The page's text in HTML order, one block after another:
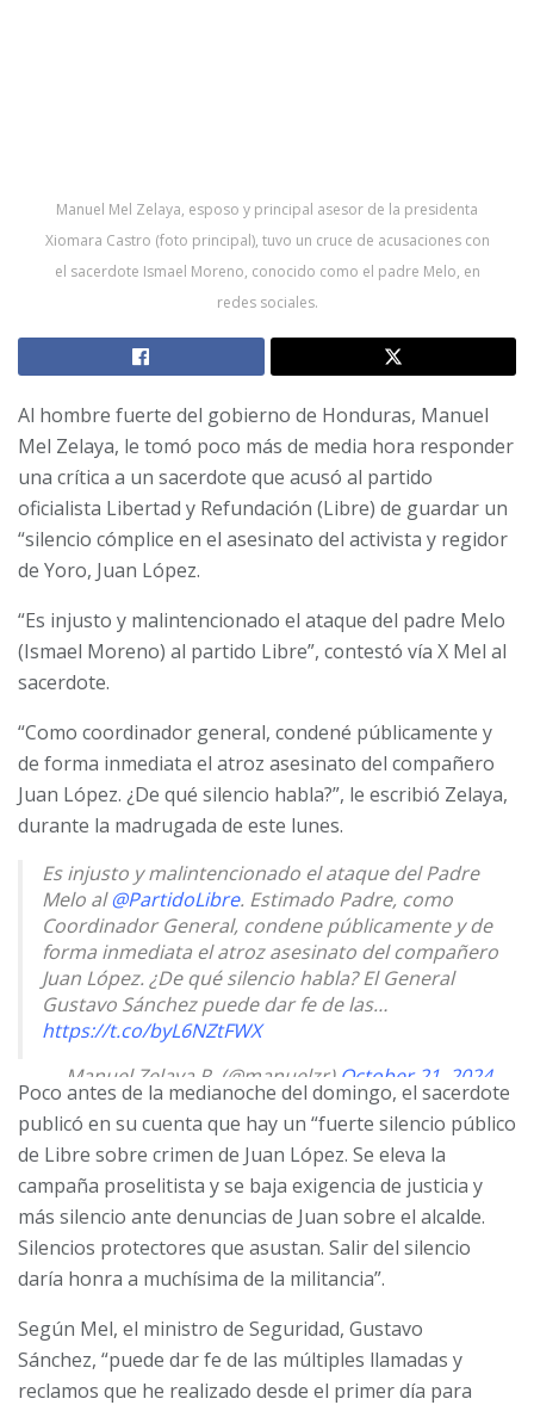
Manuel Mel Zelaya, esposo y principal asesor de la presidenta
Xiomara Castro (foto principal), tuvo un cruce de acusaciones con
el sacerdote Ismael Moreno, conocido como el padre Melo, en
redes sociales.
Al hombre fuerte del gobierno de Honduras, Manuel
Mel Zelaya, le tomó poco más de media hora responder
una crítica a un sacerdote que acusó al partido
oficialista Libertad y Refundación (Libre) de guardar un
“silencio cómplice en el asesinato del activista y regidor
de Yoro, Juan López.
“Es injusto y malintencionado el ataque del padre Melo
(Ismael Moreno) al partido Libre”, contestó vía X Mel al
sacerdote.
“Como coordinador general, condené públicamente y
de forma inmediata el atroz asesinato del compañero
Juan López. ¿De qué silencio habla?”, le escribió Zelaya,
durante la madrugada de este lunes.
Es injusto y malintencionado el ataque del Padre
Melo al@PartidoLibre. Estimado Padre, como
Coordinador General, condene públicamente y de
forma inmediata el atroz asesinato del compañero
Juan López. ¿De qué silencio habla? El General
Gustavo Sánchez puede dar fe de las…
https://t.co/byL6NZtFWX
— Manuel Zelaya R. (@manuelzr) October 21, 2024
Poco antes de la medianoche del domingo, el sacerdote
publicó en su cuenta que hay un “fuerte silencio público
de Libre sobre crimen de Juan López. Se eleva la
campaña proselitista y se baja exigencia de justicia y
más silencio ante denuncias de Juan sobre el alcalde.
Silencios protectores que asustan. Salir del silencio
daría honra a muchísima de la militancia”.
Según Mel, el ministro de Seguridad, Gustavo
Sánchez, “puede dar fe de las múltiples llamadas y
reclamos que he realizado desde el primer día para